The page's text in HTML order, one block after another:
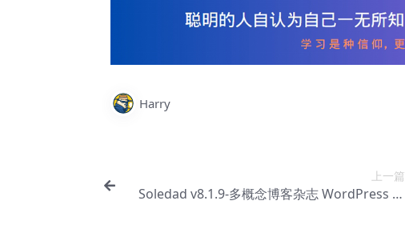
Harry
上一篇
Soledad v8.1.9-多概念博客杂志 WordPress 主